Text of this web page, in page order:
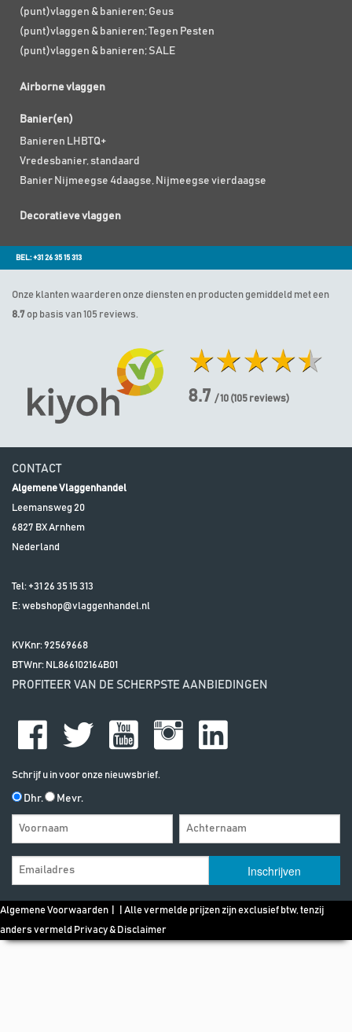
(punt)vlaggen & banieren; Geus
(punt)vlaggen & banieren; Tegen Pesten
(punt)vlaggen & banieren; SALE
Airborne vlaggen
Banier(en)
Banieren LHBTQ+
Vredesbanier, standaard
Banier Nijmeegse 4daagse, Nijmeegse vierdaagse
Decoratieve vlaggen
BEL: +31 26 35 15 313
Onze klanten waarderen onze diensten en producten gemiddeld met een
8.7 op basis van 105 reviews.
8.7 / 10 (105 reviews)
CONTACT
Algemene Vlaggenhandel
Leemansweg 20
6827 BXArnhem
Nederland
Tel: +31 26 35 15 313
E:webshop@vlaggenhandel.nl
KVKnr: 92569668
BTWnr: NL866102164B01
PROFITEER VAN DE SCHERPSTE AANBIEDINGEN
Schrijf u in voor onze nieuwsbrief.
Dhr. Mevr.
Algemene Voorwaarden | | Alle vermelde prijzen zijn exclusief btw, tenzij
anders vermeld Privacy & Disclaimer